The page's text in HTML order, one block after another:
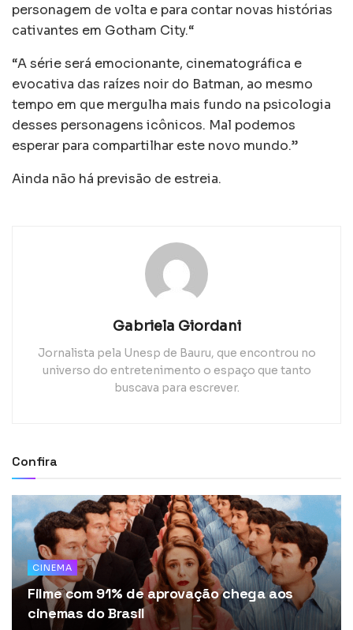
personagem de volta e para contar novas histórias
cativantes em Gotham City.“
“A série será emocionante, cinematográfica e
evocativa das raízes noir do Batman, ao mesmo
tempo em que mergulha mais fundo na psicologia
desses personagens icônicos. Mal podemos
esperar para compartilhar este novo mundo.”
Ainda não há previsão de estreia.
Gabriela Giordani
Jornalista pela Unesp de Bauru, que encontrou no
universo do entretenimento o espaço que tanto
buscava para escrever.
Confira
CINEMA
Filme com 91% de aprovação chega aos
cinemas do Brasil